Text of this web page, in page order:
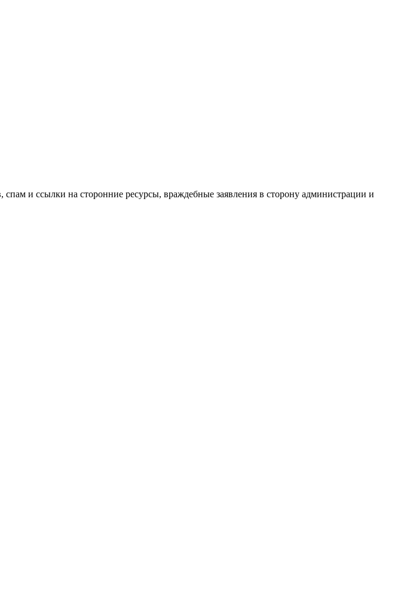
и ссылки на сторонние ресурсы, враждебные заявления в сторону администрации и